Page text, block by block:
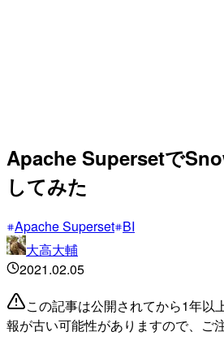
Apache Supersetで
してみた
Apache Superset BI
大高大輔
2021.02.05
この記事は公開されてから1年以
報が古い可能性がありますので、ご